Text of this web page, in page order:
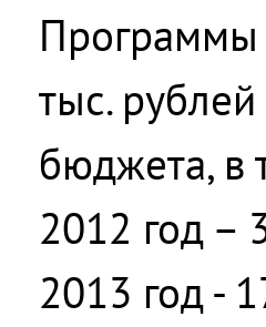
Программы
тыс.
бюджета, в
2012 год –
2013 год -